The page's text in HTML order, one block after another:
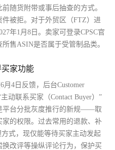
随货附带或事后抽查的方式。
被拒。对于外贸区（FTZ）进
年1月8日。卖家可登录CPSC官
售ASIN是否属于受管制品类。
家功能
4日反馈，后台Customer
动联系买家（Contact Buyer）”
平台分批灰度推行的新规——取
的权限。过去常用的退款、补
式，现仅能等待买家主动发起
改评等操纵评论行为，保护买